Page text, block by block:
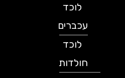
לוכד
עכברים
לוכד
חולדות